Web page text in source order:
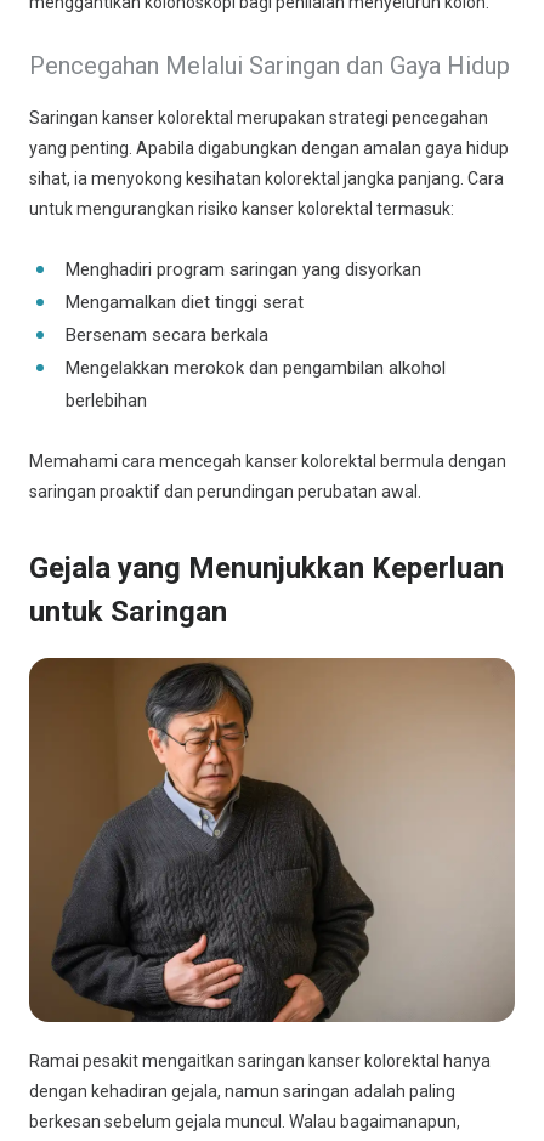
Pencegahan Melalui Saringan dan Gaya Hidup
Saringan kanser kolorektal merupakan strategi pencegahan
yang penting. Apabila digabungkan dengan amalan gaya hidup
sihat, ia menyokong kesihatan kolorektal jangka panjang. Cara
untuk mengurangkan risiko kanser kolorektal termasuk:
Menghadiri program saringan yang disyorkan
Mengamalkan diet tinggi serat
Bersenam secara berkala
Mengelakkan merokok dan pengambilan alkohol
berlebihan
Memahami cara mencegah kanser kolorektal bermula dengan
saringan proaktif dan perundingan perubatan awal.
Gejala yang Menunjukkan Keperluan
untuk Saringan
Ramai pesakit mengaitkan saringan kanser kolorektal hanya
dengan kehadiran gejala, namun saringan adalah paling
berkesan sebelum gejala muncul. Walau bagaimanapun,